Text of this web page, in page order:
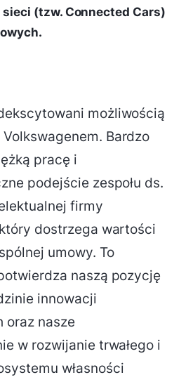
sieci (tzw. Connected Cars)
możliwością
Bardzo
pracę i
podejście zespołu ds.
firmy
dostrzega wartości
umowy. To
naszą pozycję
innowacji
oraz nasze
w rozwijanie trwałego i
własności